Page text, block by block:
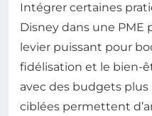
Intégrer certaines
Disney dans une PME
levier puissant pour
fidélisation et le bien-
avec des budgets
ciblées permettent